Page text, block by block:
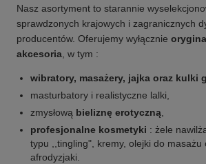
Nasz asortyment to starannie
sprawdzonych krajowych i zagranicznych
producentów. Oferujemy wyłącznie
akcesoria, w tym :
wibratory, masażery, jajka oraz kulki
masturbatory i realistyczne lalki,
zmysłową bieliznę erotyczną,
profesjonalne kosmetyki : żele
typu ,,tingling", kremy, olejki do masażu
afrodyzjaki.